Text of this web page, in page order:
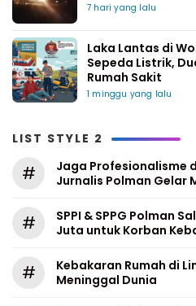
7 hari yang lalu
Laka Lantas di
Sepeda Listrik,
Rumah Sakit
1 minggu yang lalu
LIST STYLE 2
#
Jaga Profesionalisme
Jurnalis Polman Gelar
#
SPPI & SPPG Polman
Juta untuk Korban
#
Kebakaran Rumah di
Meninggal Dunia